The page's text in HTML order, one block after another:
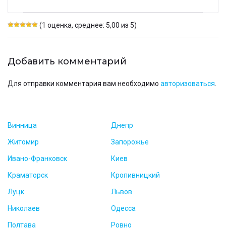
Винница Днепр
Житомир Запорожье
Ивано-Франковск Киев
Краматорск Кропивницкий
Луцк Львов
Николаев Одесса
Полтава Ровно
(1 оценка, среднее: 5,00 из 5)
Добавить комментарий
Для отправки комментария вам необходимо авторизоваться